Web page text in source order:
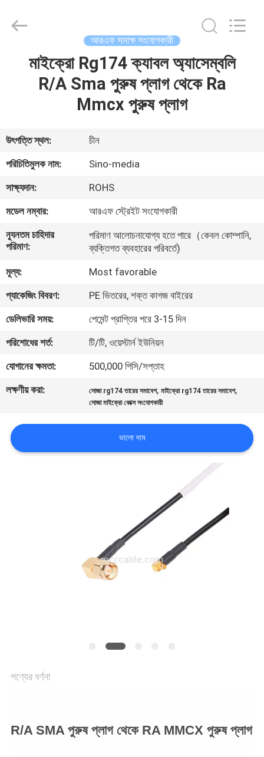
ভিডিও
সম্বন্ধে
কারখানা
গুণমান
নিয়ন্ত্রণ
সাথে
যোগাযোগ
খবর
গোপনীয়তা
Technology
আরএফ সমাক্ষ সংযোগকারী
মাইক্রো Rg174 ক্যাবল অ্যাসেম্বলি
R/A Sma পুরুষ প্লাগ থেকে Ra
Mmcx পুরুষ প্লাগ
উৎপত্তি স্থল:
চীন
পরিচিতিমুলক নাম:
Sino-media
সাক্ষ্যদান:
ROHS
মডেল নম্বার:
আরএফ স্ট্রেইট সংযোগকারী
ন্যূনতম চাহিদার
পরিমাণ:
পরিমাণ আলোচনাযোগ্য হতে পারে（কেবল কোম্পানি,
ব্যক্তিগত ব্যবহারের পরিবর্তে)
মূল্য:
Most favorable
প্যাকেজিং বিবরণ:
PE ভিতরের, শক্ত কাগজ বাইরের
ডেলিভারি সময়:
পেমেন্ট প্রাপ্তির পরে 3-15 দিন
পরিশোধের শর্ত:
টি/টি, ওয়েস্টার্ন ইউনিয়ন
যোগানের ক্ষমতা:
500,000 পিসি/সপ্তাহ
লক্ষণীয় করা:
সোজা rg174 তারের সমাবেশ,মাইক্রো rg174 তারের সমাবেশ,
সোজা মাইক্রো কোক্স সংযোগকারী
ভালো দাম
পণ্যের বর্ণনা
R/A SMA পুরুষ প্লাগ থেকে RA MMCX পুরুষ প্লাগ